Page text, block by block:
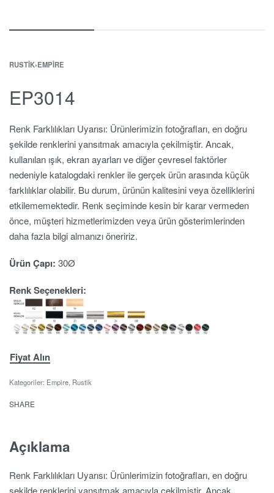
RUSTIK›EMPIRE
EP3014
Renk Farklılıkları Uyarısı: Ürünlerimizin fotoğrafları, en doğru
şekilde renklerini yansıtmak amacıyla çekilmiştir. Ancak,
kullanılan ışık, ekran ayarları ve diğer çevresel faktörler
nedeniyle katalogdaki renkler ile gerçek ürün arasında küçük
farklılıklar olabilir. Bu durum, ürünün kalitesini veya özelliklerini
etkilememektedir. Renk seçiminde kesin bir karar vermeden
önce, müşteri hizmetlerimizden veya ürün gösterimlerinden
daha fazla bilgi almanızı öneririz.
Ürün Çapı: 30Ø
Renk Seçenekleri:
Fiyat Alın
Kategoriler: Empire Rustik
SHARE
Açıklama
Renk Farklılıkları Uyarısı: Ürünlerimizin fotoğrafları, en doğru
şekilde renklerini yansıtmak amacıyla çekilmiştir. Ancak,